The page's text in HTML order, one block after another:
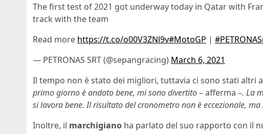
The first test of 2021 got underway today in Qatar with
track with the team
Read more https://t.co/o00V3ZNl9v#MotoGP |
— PETRONAS SRT (@sepangracing) March 6, 2021
Il tempo non è stato dei migliori, tuttavia ci sono stati altri
primo giorno è andato bene, mi sono divertito– afferma –. La
si lavora bene. Il risultato del cronometro non è eccezionale,
Inoltre, il marchigiano ha parlato del suo rapporto con il